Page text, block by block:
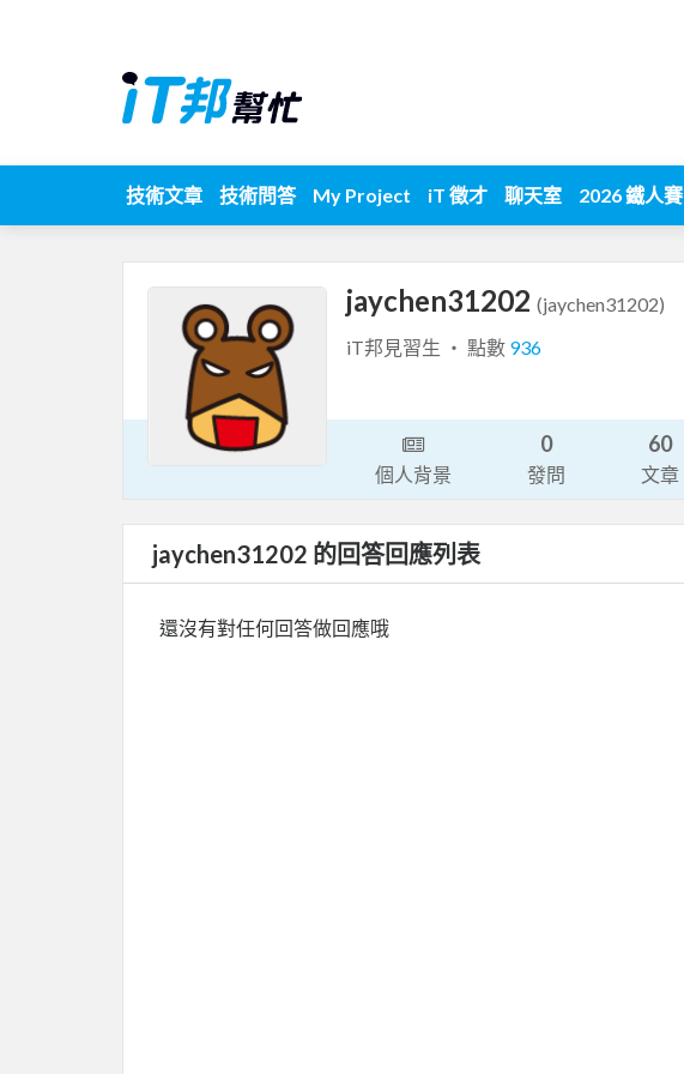
技術文章 技術問答 My Project iT 徵才 聊天室 2026 鐵人賽
jaychen31202 (jaychen31202)
iT邦見習生 ‧ 點數 936
個人背景
0
發問
60
文章
jaychen31202 的回答回應列表
還沒有對任何回答做回應哦